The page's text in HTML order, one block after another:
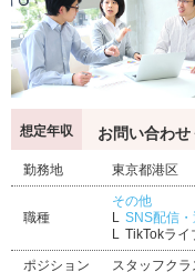
想定年収 お問い合わせ
勤務地 東京都港区
職種
その他
SNS配信
TikTokライ
ポジション
スタッフクラ